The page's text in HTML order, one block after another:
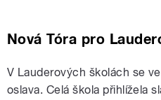
Nová Tóra pro
V Lauderových školách se
oslava. Celá škola přihlížela